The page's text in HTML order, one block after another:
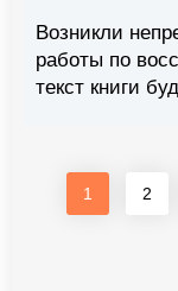
Возникли
работы по
текст книги
1 2